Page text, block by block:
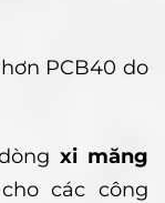
PCB40 do
xi măng
các công